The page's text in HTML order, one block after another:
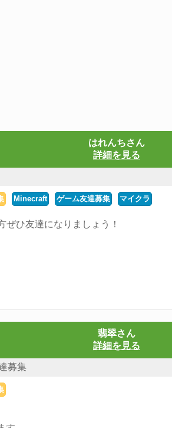
はれんちさん
詳細を見る
Minecraft ゲーム友達募集 マイクラ
ぜひ友達になりましょう！
翡翠さん
詳細を見る
募集